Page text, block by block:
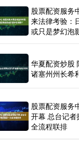
股票配资服务
来法律考验：
或只是梦幻泡
华夏配资炒股
诸塞州州长希
股票配资服务
开幕 总台记
全流程联排